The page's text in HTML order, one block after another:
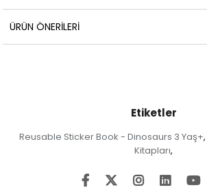
ÜRÜN ÖNERILERI
Etiketler
Reusable Sticker Book - Dinosaurs 3 Yaş+,
Kitapları,